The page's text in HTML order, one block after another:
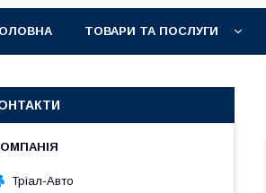
ТОВАРИ ТА ПОСЛУГИ
Тріал-Авто